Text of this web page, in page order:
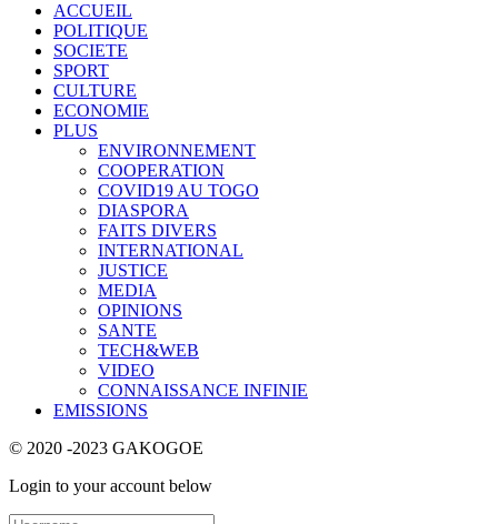
ACCUEIL
POLITIQUE
SOCIETE
SPORT
CULTURE
ECONOMIE
PLUS
ENVIRONNEMENT
COOPERATION
COVID19 AU TOGO
DIASPORA
FAITS DIVERS
INTERNATIONAL
JUSTICE
MEDIA
OPINIONS
SANTE
TECH&WEB
VIDEO
CONNAISSANCE INFINIE
EMISSIONS
© 2020 -2023 GAKOGOE
Login to your account below